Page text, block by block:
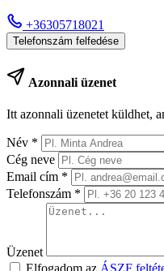
+36305718021
Telefonszám felfedése
Azonnali üzenet
Itt azonnali üzenetet küldhet,
Név *
Cég neve
Email cím *
Telefonszám *
Üzenet